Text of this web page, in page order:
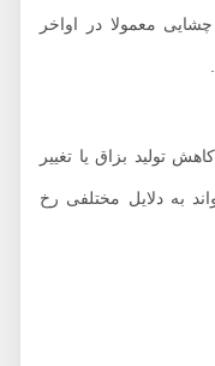
معمولا در اواخر
بزاق یا تغییر
دلایل مختلفی رخ